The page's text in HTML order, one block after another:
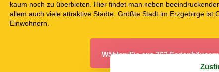
kaum noch zu überbieten. Hier findet man neben
allem auch viele attraktive Städte. Größte Stadt im Erzgebirge ist
Einwohnern.
Wählen Sie aus 762 Ferienhäusern